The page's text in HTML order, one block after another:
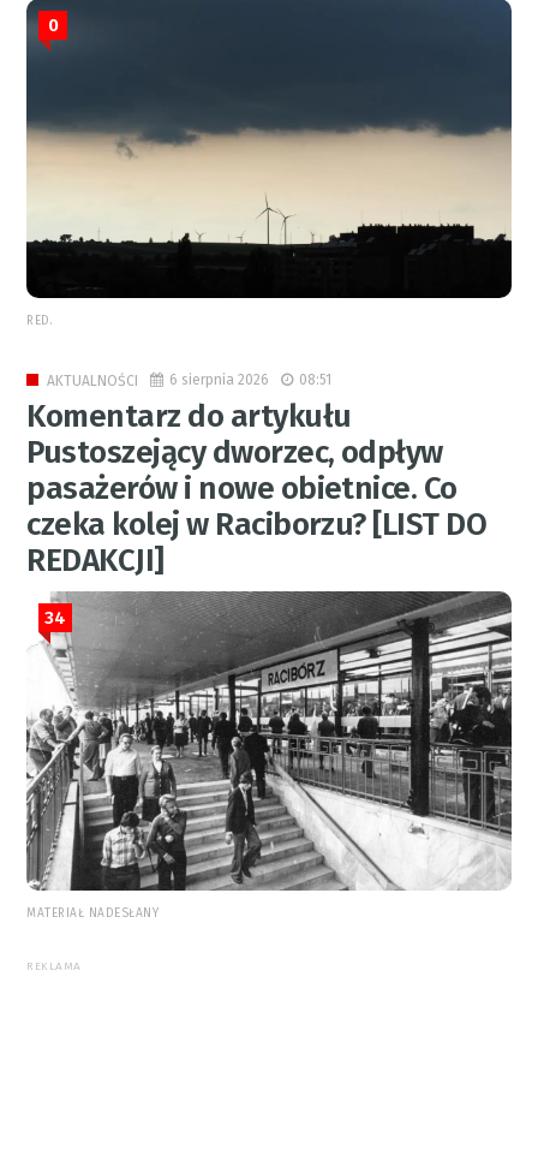
0
RED.
AKTUALNOŚCI 6 sierpnia 2026 08:51
Komentarz do artykułu
Pustoszejący dworzec, odpływ
pasażerów i nowe obietnice. Co
czeka kolej w Raciborzu? [LIST DO
REDAKCJI]
34
MATERIAŁ NADESŁANY
REKLAMA